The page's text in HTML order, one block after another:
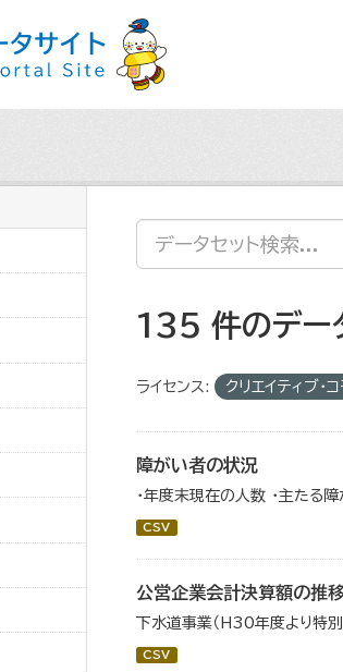
135 件のデー
ライセンス: クリエイティブ・
障がい者の状況
・年度末現在の人数 ・主たる
CSV
公営企業会計決算額の推移
下水道事業（H30年度より特
CSV